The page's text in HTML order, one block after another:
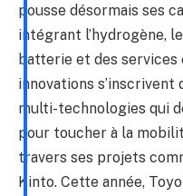
pousse désormais ses
intégrant l’hydrogène,
batterie et des services
innovations
multi-technologies qui
pour toucher à la
travers ses projets
Kinto. Cette année,